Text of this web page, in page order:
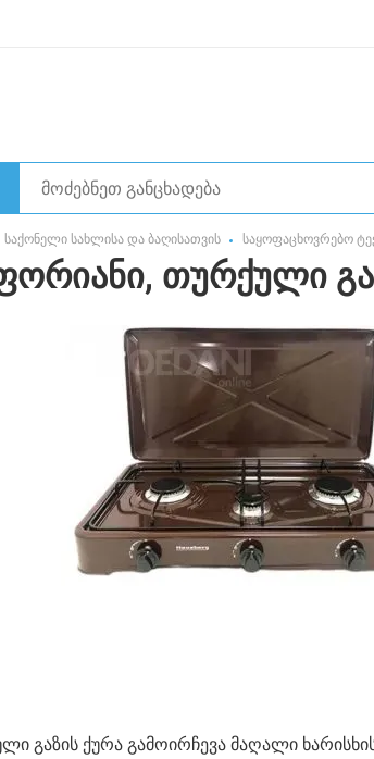
საქონელი სახლისა და ბაღისათვის საყოფაცხოვრებო
თურქული
გაზის ქურა გამოირჩევა მაღალი